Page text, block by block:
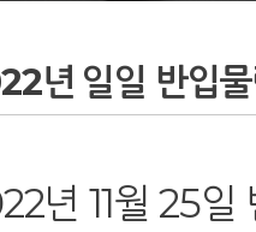
년 일일 반입
년 11월 25일